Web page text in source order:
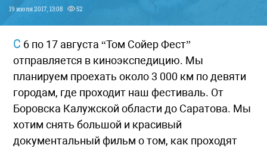
19 июля 2017, 13:08 52
С 6 по 17 августа “Том Сойер Фест”
отправляется в киноэкспедицию. Мы
планируем проехать около 3 000 км по девяти
городам, где проходит наш фестиваль. От
Боровска Калужской области до Саратова. Мы
хотим снять большой и красивый
документальный фильм о том, как проходят